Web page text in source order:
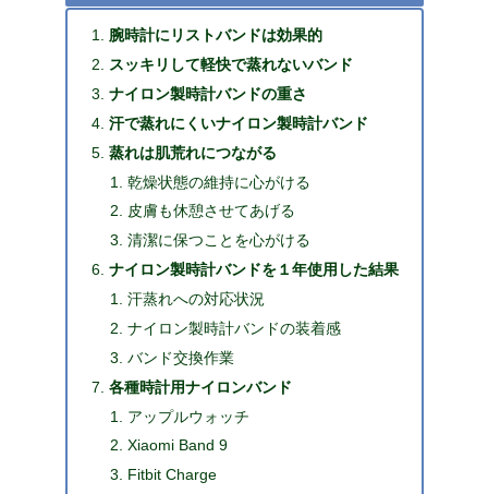
腕時計にリストバンドは効果的
スッキリして軽快で蒸れないバンド
ナイロン製時計バンドの重さ
汗で蒸れにくいナイロン製時計バンド
蒸れは肌荒れにつながる
乾燥状態の維持に心がける
皮膚も休憩させてあげる
清潔に保つことを心がける
ナイロン製時計バンドを１年使用した結果
汗蒸れへの対応状況
ナイロン製時計バンドの装着感
バンド交換作業
各種時計用ナイロンバンド
アップルウォッチ
Xiaomi Band 9
Fitbit Charge